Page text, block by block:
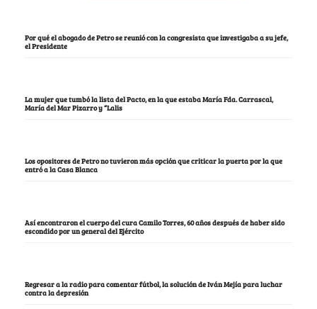
Por qué el abogado de Petro se reunió con la congresista que investigaba a su jefe,
el Presidente
La mujer que tumbó la lista del Pacto, en la que estaba María Fda. Carrascal,
María del Mar Pizarro y “Lalis
Los opositores de Petro no tuvieron más opción que criticar la puerta por la que
entró a la Casa Blanca
Así encontraron el cuerpo del cura Camilo Torres, 60 años después de haber sido
escondido por un general del Ejército
Regresar a la radio para comentar fútbol, la solución de Iván Mejía para luchar
contra la depresión